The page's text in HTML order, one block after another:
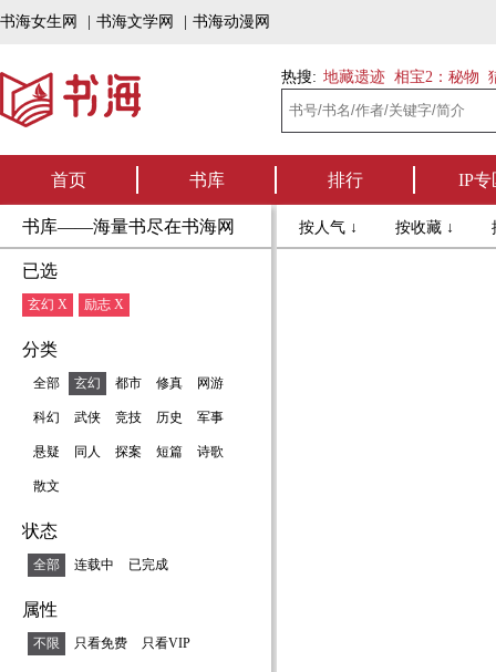
书海女生网 书海文学网 书海动漫网
热搜: 地藏遗迹 相宝2：秘物
首页 书库 排行 IP专
书库——海量书尽在书海网
已选
玄幻 X 励志 X
分类
全部 玄幻 都市 修真 网游
科幻 武侠 竞技 历史 军事
悬疑 同人 探案 短篇 诗歌
散文
状态
全部 连载中 已完成
属性
不限 只看免费 只看VIP
按人气 ↓ 按收藏 ↓